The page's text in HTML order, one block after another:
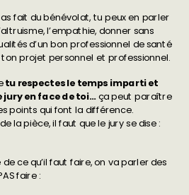
fait du bénévolat, tu peux en parler
l’empathie, donner sans
d’un bon professionnel de santé
projet personnel et professionnel.
tu respectes le temps imparti et
jury en face de toi…ça peut paraître
points qui font la différence.
la pièce, il faut que le jury se dise :
ce qu’il faut faire, on va parler des
faire :